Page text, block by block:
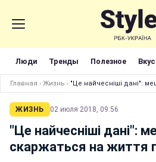
Люди Тренды Полезное
Главная › Жизнь › "Це найчесніші дані":
ЖИЗНЬ 02 июля 2018, 09:56
"Це найчесніші дані":
скаржаться на життя